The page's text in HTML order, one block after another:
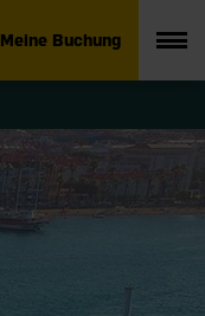
Meine Buchung